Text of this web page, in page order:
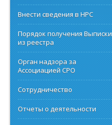
Внести сведения в НРС
Порядок получения Выписки
из реестра
Орган надзора за
Ассоциацией СРО
Сотрудничество
Отчеты о деятельности